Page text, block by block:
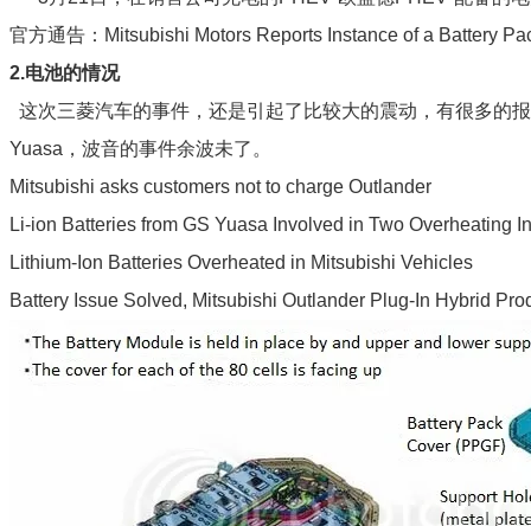
官方通告：Mitsubishi Motors Reports Instance of a Battery
2.电池的情况
这次三菱汽车的事件，还是引起了比较大的震动，有很多的
Yuasa，波音的事件余波未了。
Mitsubishi asks customers not to charge Outlander
Li-ion Batteries from GS Yuasa Involved in Two Overheating
Lithium-Ion Batteries Overheated in Mitsubishi Vehicles
Battery Issue Solved, Mitsubishi Outlander Plug-In Hybrid